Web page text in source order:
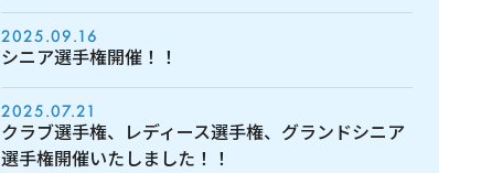
2025.09.16
シニア選手権開催！！
2025.07.21
クラブ選手権、レディース選手権、グランドシニア
選手権開催いたしました！！